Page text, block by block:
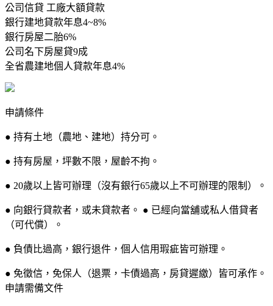
公司信貸 工廠大額貸款
銀行建地貸款年息4~8%
銀行房屋二胎6%
公司名下房屋貸9成
全省農建地個人貸款年息4%
申請條件
● 持有土地（農地、建地）持分可。
● 持有房屋，坪數不限，屋齡不拘。
● 20歲以上皆可辦理（沒有銀行65歲以上不可辦理的限制）。
● 向銀行貸款者，或未貸款者。 ● 已經向當舖或私人借貸者
（可代償）。
● 負債比過高，銀行退件，個人信用瑕疵皆可辦理。
● 免徵信，免保人（退票，卡債過高，房貸遲繳）皆可承作。
申請需備文件